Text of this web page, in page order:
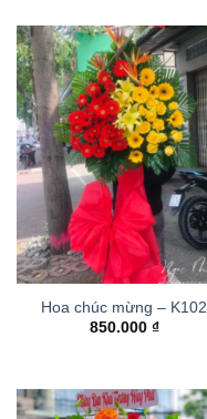
Hoa chúc mừng – K102
850.000 ₫